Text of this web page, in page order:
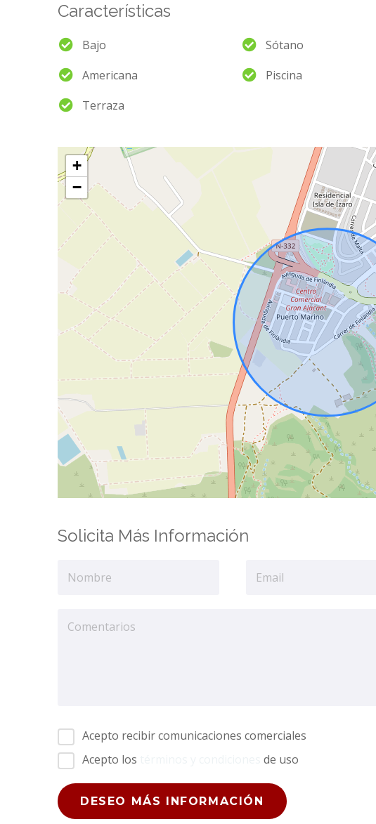
Características
Bajo Sótano
Americana
Piscina
Terraza
+
−
Solicita Más Información
Acepto recibir comunicaciones comerciales
Acepto los
de uso